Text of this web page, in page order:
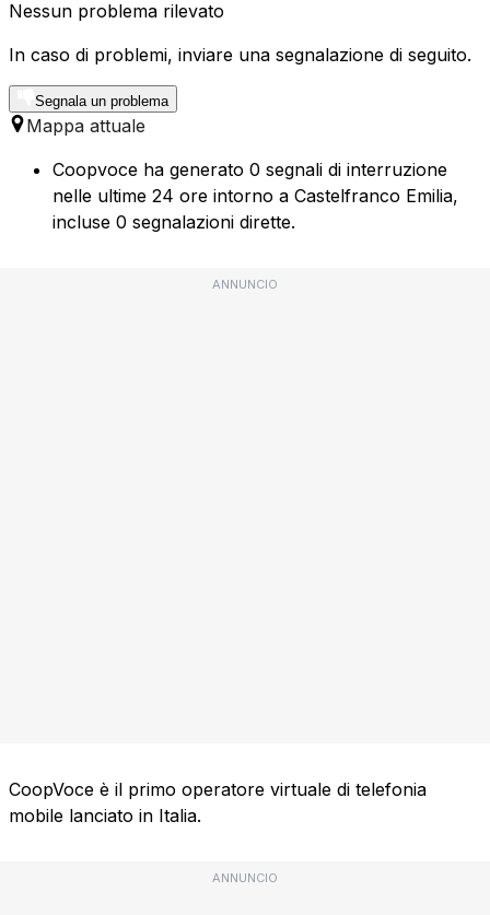
Nessun problema rilevato
In caso di problemi, inviare una segnalazione di seguito.
Segnala un problema
Mappa attuale
Coopvoce ha generato 0 segnali di interruzione
nelle ultime 24 ore intorno a Castelfranco Emilia,
incluse 0 segnalazioni dirette.
ANNUNCIO
CoopVoce è il primo operatore virtuale di telefonia
mobile lanciato in Italia.
ANNUNCIO